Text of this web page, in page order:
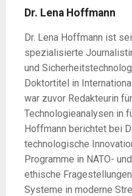
Dr. Lena Hoffmann
Dr. Lena Hoffmann ist
spezialisierte
und
Doktortitel in
war zuvor Redakteurin
Technologieanalysen in
Hoffmann berichtet bei
technologische
Programme in NATO-
ethische
Systeme in moderne